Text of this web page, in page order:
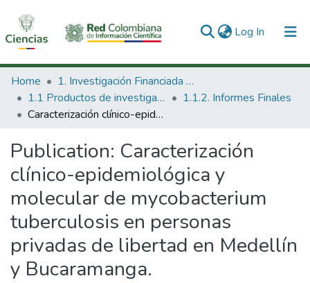
Log In (current)
Communities & Collections
All of DSpace
Home
1. Investigación Financiada con Recursos Públicos
1.1 Productos de investigación
1.1.2. Informes Finales
Caracterización clínico-epidemiológica y molecular de mycobacterium tuberculosis en personas privadas de libertad en Medellín y Bucaramanga.
Publication: Caracterización
clínico-epidemiológica y
molecular de mycobacterium
tuberculosis en personas
privadas de libertad en Medellín
y Bucaramanga.